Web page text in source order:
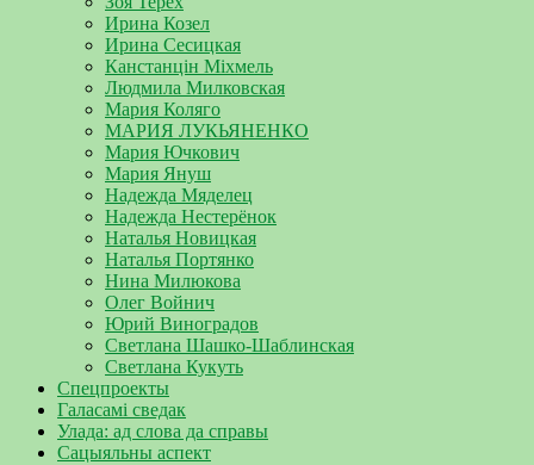
Ирина Козел
Ирина Сесицкая
Канстанцін Міхмель
Людмила Милковская
Мария Коляго
МАРИЯ ЛУКЬЯНЕНКО
Мария Ючкович
Мария Януш
Надежда Мяделец
Надежда Нестерёнок
Наталья Новицкая
Наталья Портянко
Нина Милюкова
Олег Войнич
Юрий Виноградов
Светлана Шашко-Шаблинская
Светлана Кукуть
Спецпроекты
Галасамі сведак
Улада: ад слова да справы
Сацыяльны аспект